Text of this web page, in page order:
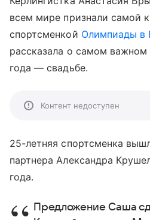
всем мире признали самой
спортсменкой Олимпиады в
рассказала о самом
года — свадьбе.
Контент недоступен
25-летняя спортсменка
партнера Александра
года.
Предложение Саша